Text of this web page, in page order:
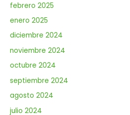
febrero 2025
enero 2025
diciembre 2024
noviembre 2024
octubre 2024
septiembre 2024
agosto 2024
julio 2024